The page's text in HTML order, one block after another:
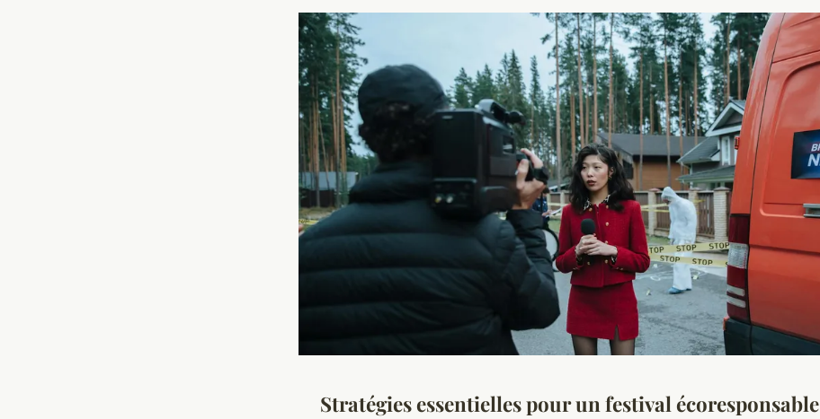
Stratégies essentielles pour un festival écoresponsable